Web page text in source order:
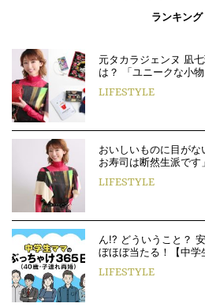
ランキング
元タカラジェンヌ 凪
は？ 「ユニークな小
LIFESTYLE
おいしいものに目が
お寿司は断然生派で
LIFESTYLE
ん!? どういうこと？
ぼほぼ当たる！【中
LIFESTYLE